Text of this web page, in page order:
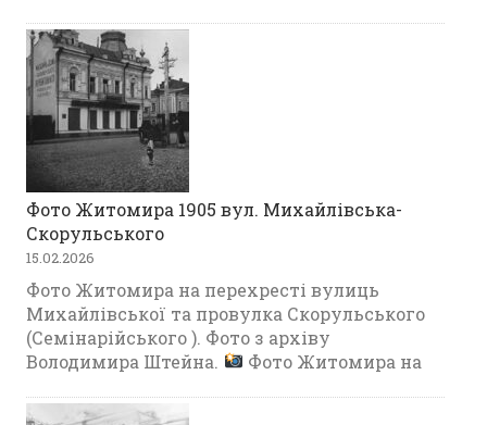
Фото Житомира 1905 вул. Михайлівська-
Скорульського
15.02.2026
Фото Житомира на перехресті вулиць
Михайлівської та провулка Скорульського
(Семінарійського ). Фото з архіву
Володимира Штейна.
Фото Житомира на